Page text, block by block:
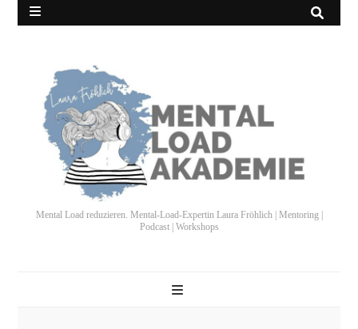
Mental Load reduzieren. Mental-Load-Expertin Laura Fröhlich | Mentoring |
Podcast | Workshops